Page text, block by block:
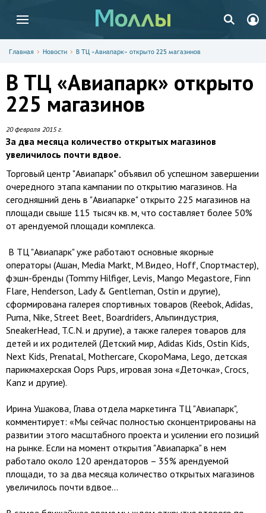
Главная Новости В ТЦ «Авиапарк» открыто 225 магазинов
В ТЦ «Авиапарк» открыто
225 магазинов
20 февраля 2015 г.
За два месяца количество открытых магазинов
увеличилось почти вдвое.
Торговый центр "Авиапарк" объявил об успешном завершении
очередного этапа кампании по открытию магазинов. На
сегодняшний день в "Авиапарке" открыто 225 магазинов на
площади свыше 115 тысяч кв. м, что составляет более 50%
от арендуемой площади комплекса.
В ТЦ "Авиапарк" уже работают основные якорные
операторы (Ашан, Media Markt, М.Видео, Hoff, Спортмастер),
фэшн-бренды (Tommy Hilfiger, Levis, Mango Megastore, Finn
Flare, Henderson, Lady & Gentleman, Ostin и другие),
сформирована галерея спортивных товаров (Reebok, Adidas,
Puma, Nike, Street Beet, Boardriders, Альпиндустрия,
SneakerHead, T.C.N. и другие), а также галерея товаров для
детей и их родителей (Детский мир, Adidas Kids, Ostin Kids,
Next Kids, Prenatal, Mothercare, СкороМама, Lego, детская
парикмахерская Oops Pups, игровая зона «Деточка», Crocs,
Kanz и другие).
Ирина Ушакова, Глава отдела маркетинга ТЦ "Авиапарк",
комментирует: «Мы сейчас полностью сконцентрированы на
развитии этого масштабного проекта и усилении его позиций
на рынке. Если на момент открытия "Авиапарка" в нем
работало около 120 арендаторов – 35% арендуемой
площади, то за два месяца количество открытых магазинов
увеличилось почти вдвое...